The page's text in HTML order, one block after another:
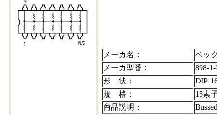
メーカ名：
ベッ
メーカ型番：
898-
形 状：
DIP-
規 格：
15素
商品説明：